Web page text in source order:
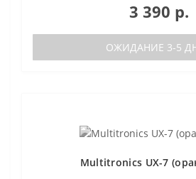
3 390 р.
ОЖИДАНИЕ 3-5
Multitronics UX-7